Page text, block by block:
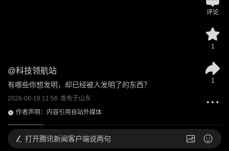
@科技领航站
有哪些你想发明，却已经被人发明了的东西？
2026-06-18 11:56 发布于山东
作者声明：内容引用自站外媒体
评论
1
1
打开腾讯新闻客户端说两句